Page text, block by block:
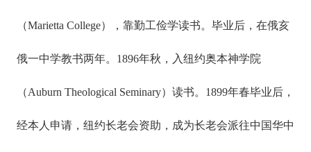
（Marietta College），靠勤工俭学读书。毕业后，在俄亥
俄一中学教书两年。1896年秋，入纽约奥本神学院
（Auburn Theological Seminary）读书。1899年春毕业后，
经本人申请，纽约长老会资助，成为长老会派往中国华中